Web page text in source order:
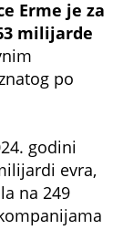
milijarde
po
evra,
na 249